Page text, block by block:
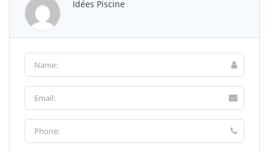
Idées Piscine